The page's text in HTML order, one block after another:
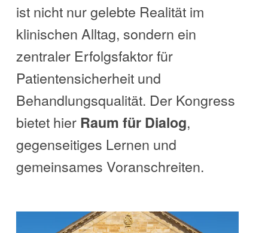
ist nicht nur gelebte Realität im
klinischen Alltag, sondern ein
zentraler Erfolgsfaktor für
Patientensicherheit und
Behandlungsqualität. Der Kongress
bietet hier Raum für Dialog,
gegenseitiges Lernen und
gemeinsames Voranschreiten.